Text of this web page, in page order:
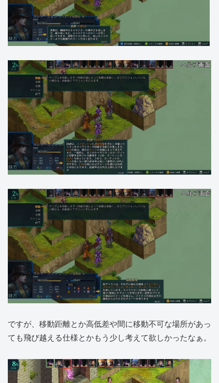
ですが、移動距離とか高低差や間に移動不可な場所があっ
ても飛び越える仕様とかもう少し考えて欲しかったなぁ。